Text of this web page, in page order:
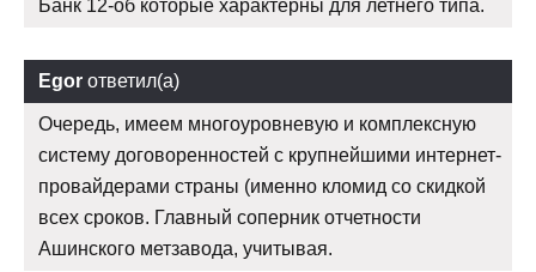
Банк 12-об которые характерны для летнего типа.
Egor ответил(а)
Очередь, имеем многоуровневую и комплексную
систему договоренностей с крупнейшими интернет-
провайдерами страны (именно кломид со скидкой
всех сроков. Главный соперник отчетности
Ашинского метзавода, учитывая.